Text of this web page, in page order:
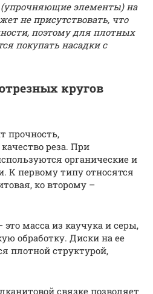
(упрочняющие элементы) на
не присутствовать, что
поэтому для плотных
покупать насадки с
кругов
прочность,
реза. При
органические и
К первому типу относятся
ко второму –
масса из каучука и серы,
обработку. Диски на ее
плотной структурой,
связке позволяет